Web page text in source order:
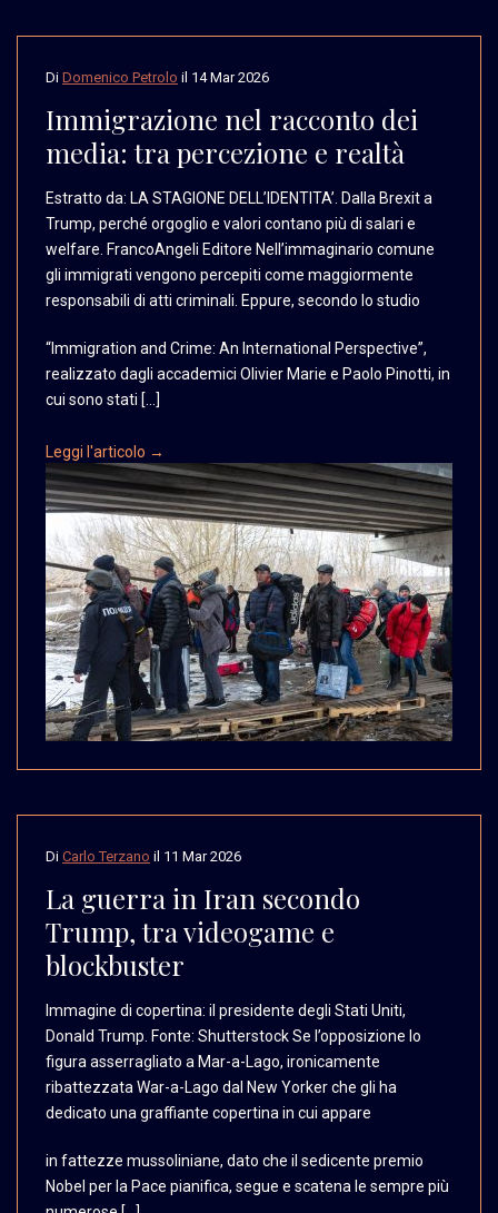
Di Domenico Petrolo il 14 Mar 2026
Immigrazione nel racconto dei
media: tra percezione e realtà
Estratto da: LA STAGIONE DELL’IDENTITA’. Dalla Brexit a
Trump, perché orgoglio e valori contano più di salari e
welfare. FrancoAngeli Editore Nell’immaginario comune
gli immigrati vengono percepiti come maggiormente
responsabili di atti criminali. Eppure, secondo lo studio
“Immigration and Crime: An International Perspective”,
realizzato dagli accademici Olivier Marie e Paolo Pinotti, in
cui sono stati […]
Leggi l'articolo →
Di Carlo Terzano il 11 Mar 2026
La guerra in Iran secondo
Trump, tra videogame e
blockbuster
Immagine di copertina: il presidente degli Stati Uniti,
Donald Trump. Fonte: Shutterstock Se l’opposizione lo
figura asserragliato a Mar-a-Lago, ironicamente
ribattezzata War-a-Lago dal New Yorker che gli ha
dedicato una graffiante copertina in cui appare
in fattezze mussoliniane, dato che il sedicente premio
Nobel per la Pace pianifica, segue e scatena le sempre più